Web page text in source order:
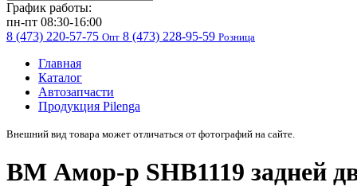
График работы:
пн-пт 08:30-16:00
8 (473) 220-57-75 Опт 8 (473) 228-95-59 Розница
Главная
Каталог
Автозапчасти
Продукция Pilenga
Внешний вид товара может отличаться от фотографий на сайте.
BM Амор-р SHB1119 задней